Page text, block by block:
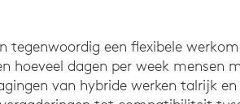
tegenwoordig een flexibele
hoeveel dagen per week mensen
van hybride werken talrijk